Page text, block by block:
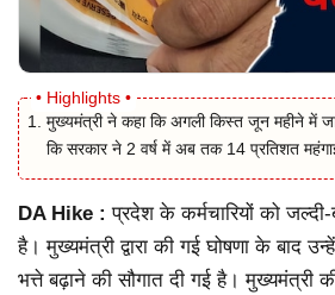
मुख्यमंत्री ने कहा कि अगली किस्त जून महीने में
कि सरकार ने 2 वर्ष में अब तक 14 प्रतिशत
DA Hike :प्रदेश के कर्मचारियों को जल्दी-
है। मुख्यमंत्री द्वारा की गई घोषणा के बाद
भत्ते बढ़ाने की सौगात दी गई है। मुख्यमंत्री